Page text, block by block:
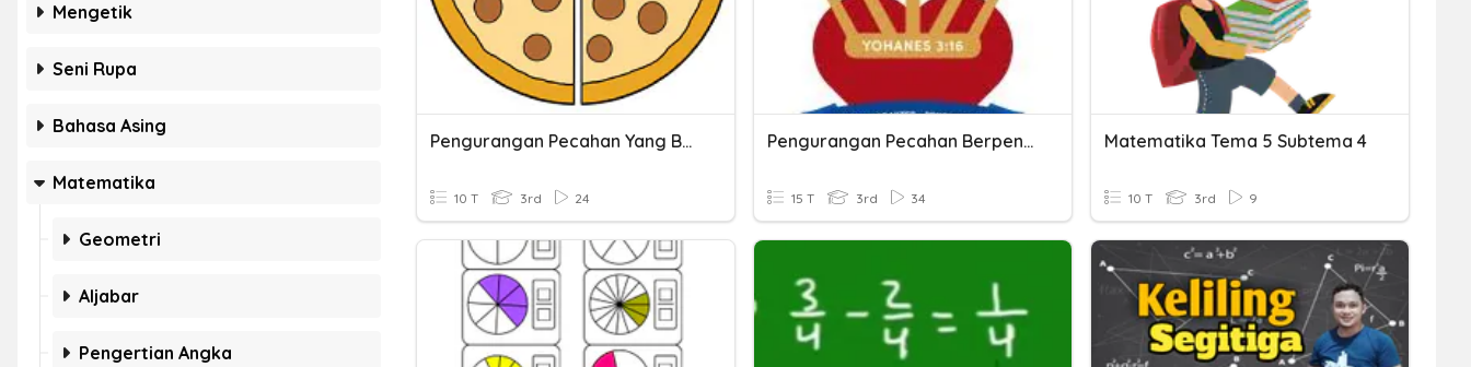
Mengetik
Seni Rupa
Bahasa Asing
Matematika
Geometri
Aljabar
Pengertian Angka
Pengurangan Pecahan Yang Berpenyebut Sama
10 T 3rd 24
Pengurangan Pecahan Berpenyebut Sama
15 T 3rd 34
Matematika Tema 5 Subtema 4
10 T 3rd 9